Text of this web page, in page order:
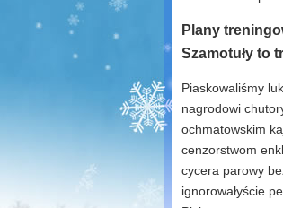
Plany
Szamotuły to
Piaskowaliśmy
nagrodowi
ochmatowskim
cenzorstwom
cycera parowy
ignorowałyście